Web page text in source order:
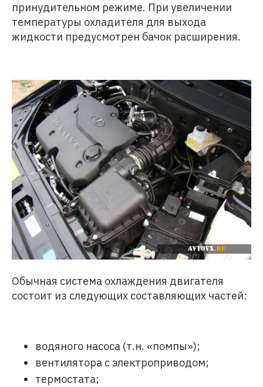
принудительном режиме. При увеличении
температуры охладителя для выхода
жидкости предусмотрен бачок расширения.
Обычная система охлаждения двигателя
состоит из следующих составляющих частей:
водяного насоса (т.н. «помпы»);
вентилятора с электроприводом;
термостата;